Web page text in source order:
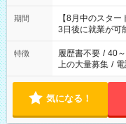
と休みを合わせ
「できれば残業
ね。 ※Wワーク希望の方へ 今ご覧のお仕事で希望する勤務時間
と、もう1つのお
合は応募できま
期間
【8月中のスタ
3日後に就業が可
特徴 履歴書不要 / 40
上の大量募集 /
気になる！